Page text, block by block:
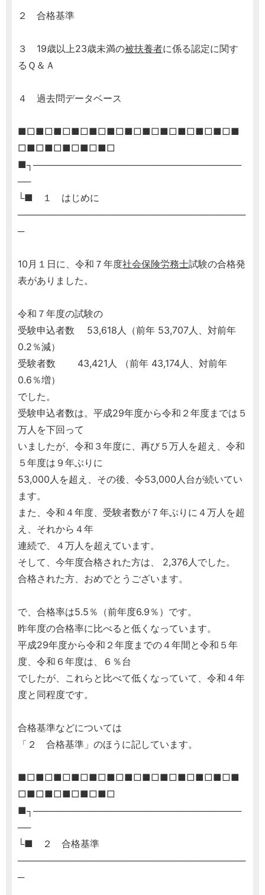
２ 合格基準
３ 19歳以上23歳未満の被扶養者に係る認定に関す
るＱ＆Ａ
４ 過去問データベース
■□■□■□■□■□■□■□■□■□■□■□■□■
□■□■□■□■□■□
■┐────────────────────────────────
──
└■ １ はじめに
───────────────────────────────────
─
10月１日に、令和７年度社会保険労務士試験の合格発
表がありました。
令和７年度の試験の
受験申込者数 53,618人（前年 53,707人、対前年
0.2％減）
受験者数 43,421人 （前年 43,174人、対前年
0.6％増）
でした。
受験申込者数は。平成29年度から令和２年度までは５
万人を下回って
いましたが、令和３年度に、再び５万人を超え、令和
５年度は９年ぶりに
53,000人を超え、その後、令53,000人台が続いてい
ます。
また、令和４年度、受験者数が７年ぶりに４万人を超
え、それから４年
連続で、４万人を超えています。
そして、今年度合格された方は、 2,376人でした。
合格された方、おめでとうございます。
で、合格率は5.5％（前年度6.9％）です。
昨年度の合格率に比べると低くなっています。
平成29年度から令和２年度までの４年間と令和５年
度、令和６年度は、６％台
でしたが、これらと比べて低くなっていて、令和４年
度と同程度です。
合格基準などについては
「２ 合格基準」のほうに記しています。
■□■□■□■□■□■□■□■□■□■□■□■□■
□■□■□■□■□■□
■┐────────────────────────────────
──
└■ ２ 合格基準
───────────────────────────────────
─